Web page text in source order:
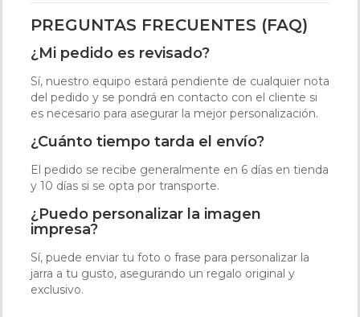
PREGUNTAS FRECUENTES (FAQ)
¿Mi pedido es revisado?
Sí, nuestro equipo estará pendiente de cualquier nota
del pedido y se pondrá en contacto con el cliente si
es necesario para asegurar la mejor personalización.
¿Cuánto tiempo tarda el envío?
El pedido se recibe generalmente en 6 días en tienda
y 10 días si se opta por transporte.
¿Puedo personalizar la imagen
impresa?
Sí, puede enviar tu foto o frase para personalizar la
jarra a tu gusto, asegurando un regalo original y
exclusivo.